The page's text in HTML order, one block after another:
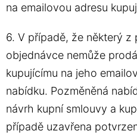
na emailovou adresu
6. V případě, že některý
objednávce nemůže
kupujícímu na jeho
nabídku. Pozměněná
návrh kupní smlouvy a
případě uzavřena